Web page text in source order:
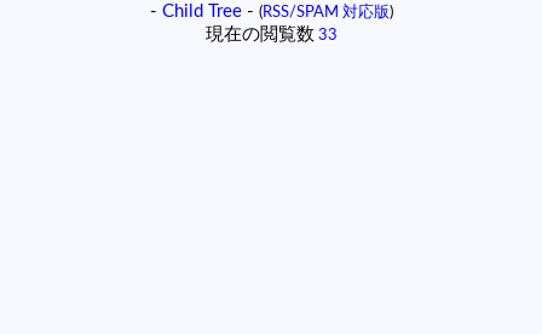
- Child Tree- (RSS/SPAM 対応版)
現在の閲覧数 33